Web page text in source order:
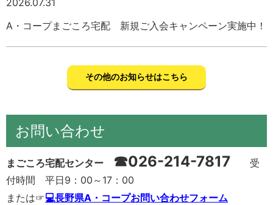
2026.07.31
A・コープまごころ宅配 新規ご入会キャンペーン実施中！
その他のお知らせはこちら
お問い合わせ
まごころ宅配センター ☎026-214-7817 受
付時間 平日9：00～17：00
または☞💻長野県A・コープお問い合わせフォーム